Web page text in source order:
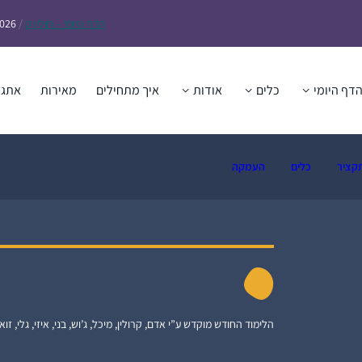
הדף היומי – חולין ק /
הדף היומי כלים אודות איך מתחילים מאירות
כלים העמקה
הלימוד החודש מוקדש ע”י אדם, קרולין, מיכל, ג’וש, בני, איזי, גלי,